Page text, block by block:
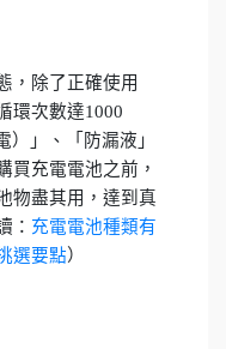
，除了正確使用
環次數達1000
）」、「防漏液」
買充電電池之前，
物盡其用，達到真
： 充電電池種類有
選要點）